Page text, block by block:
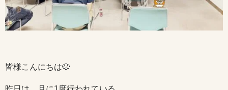
皆様こんにちは🐶